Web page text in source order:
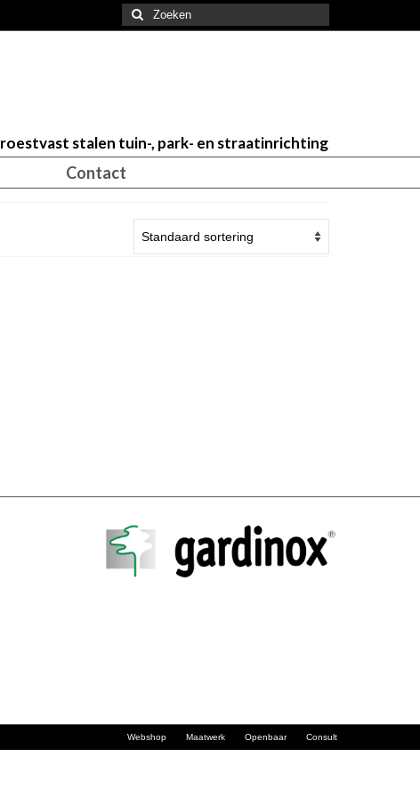
Zoeken
naar:
roestvast stalen tuin-, park- en straatinrichting
Contact
Webshop Maatwerk Openbaar Consult